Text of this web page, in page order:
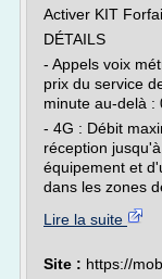
Activer KIT
DÉTAILS
- Appels voix
prix du service
minute au-delà :
- 4G : Débit
réception
équipement et
dans les zones
Lire la suite
Site : https://